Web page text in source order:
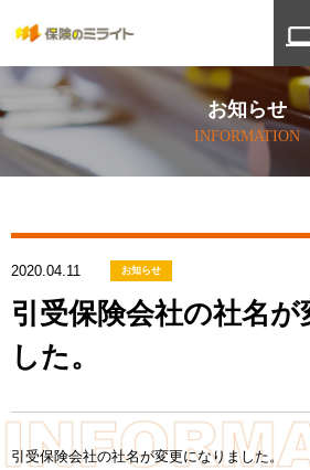
ホーム
HOME
提携ネットワーク
ALLIANCE NETWORK
お知らせ
INFORMATION
2020.04.11 お知らせ
引受保険会社の社名が
した。
引受保険会社の社名が変更になりました。